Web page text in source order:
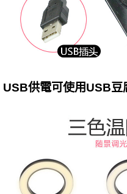
USB供電可使用USB豆